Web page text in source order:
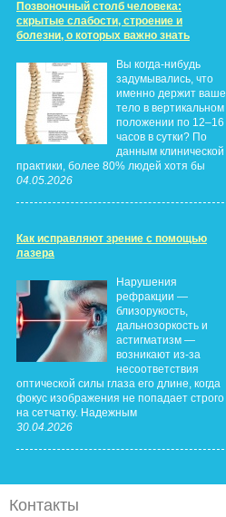
Позвоночный столб человека:
скрытые слабости, строение и
болезни, о которых важно знать
Вы когда-нибудь
задумывались, что
именно держит ваше
тело в вертикальном
положении по 12–16
часов в сутки? По
данным клинической
практики, более 80% людей хотя бы
04.05.2026
Как исправляют зрение с помощью
лазера
Нарушения
рефракции —
близорукость,
дальнозоркость и
астигматизм —
возникают из-за
несоответствия
оптической силы глаза его длине, когда
фокус изображения не попадает строго
на сетчатку. Надежным
30.04.2026
Контакты